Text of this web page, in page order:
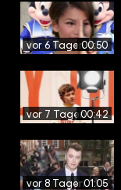
vor 6 Tagen00:50
vor 7 Tagen00:42
vor 8 Tagen01:05